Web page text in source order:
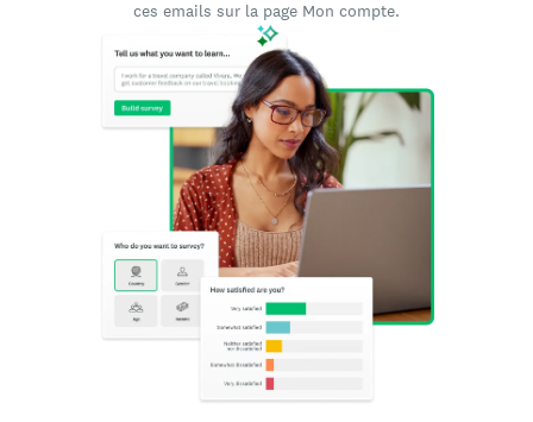
ces emails sur la page Mon compte.